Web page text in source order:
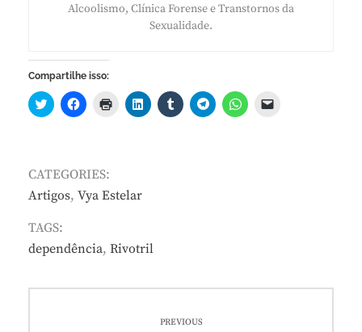
Alcoolismo, Clínica Forense e Transtornos da
Sexualidade.
Compartilhe isso:
CATEGORIES:
Artigos, Vya Estelar
TAGS:
dependência, Rivotril
PREVIOUS